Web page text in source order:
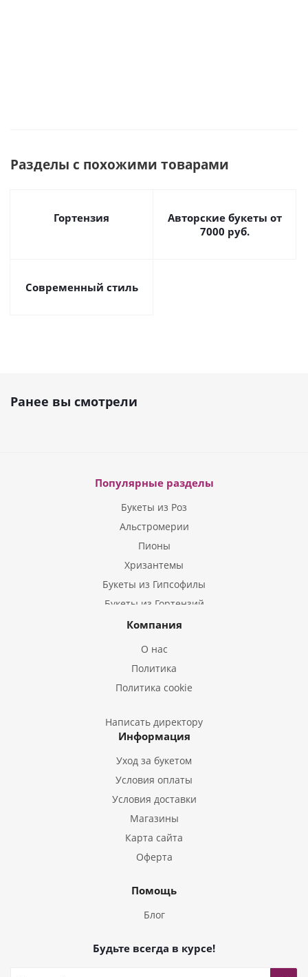
Разделы с похожими товарами
Гортензия
Авторские букеты от
7000 руб.
Современный стиль
Ранее вы смотрели
Популярные разделы
Букеты из Роз
Альстромерии
Пионы
Хризантемы
Букеты из Гипсофилы
Букеты из Гортензий
Букеты из Ирисов
Букеты из Эустом
Букеты из Гладиолусов
Букеты из Тюльпанов
Компания
О нас
Политика
Политика cookie
Написать директору
Информация
Уход за букетом
Условия оплаты
Условия доставки
Магазины
Карта сайта
Оферта
Помощь
Блог
Будьте всегда в курсе!